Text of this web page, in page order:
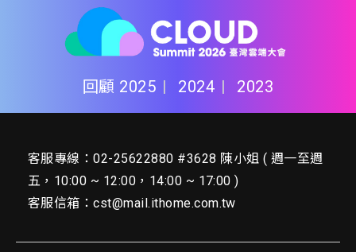
回顧 2025 2024 2023
客服專線：02-25622880 #3628 陳小姐 ( 週一至週
五，10:00 ~ 12:00，14:00 ~ 17:00 )
客服信箱：cst@mail.ithome.com.tw